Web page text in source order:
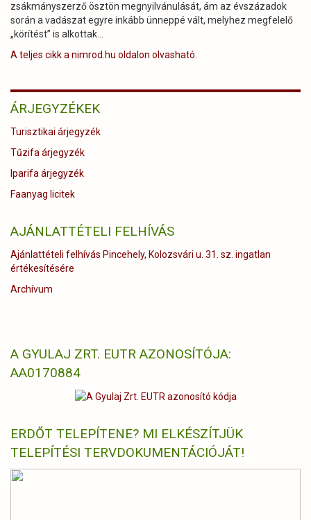
zsákmányszerző ösztön megnyilvánulását, ám az évszázadok
során a vadászat egyre inkább ünneppé vált, melyhez megfelelő
„körítést” is alkottak...
A teljes cikk a nimrod.hu oldalon olvasható.
ÁRJEGYZÉKEK
Turisztikai árjegyzék
Tűzifa árjegyzék
Iparifa árjegyzék
Faanyag licitek
AJÁNLATTÉTELI FELHÍVÁS
Ajánlattételi felhívás Pincehely, Kolozsvári u. 31. sz. ingatlan
értékesítésére
Archívum
A GYULAJ ZRT. EUTR AZONOSÍTÓJA:
AA0170884
ERDŐT TELEPÍTENE? MI ELKÉSZÍTJÜK
TELEPÍTÉSI TERVDOKUMENTÁCIÓJÁT!